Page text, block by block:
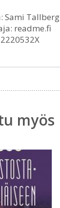
Sami Tallberg
readme.fi
myös